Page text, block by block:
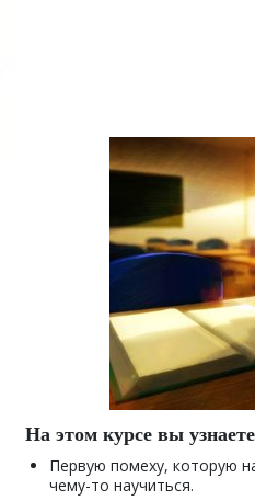
На этом курсе вы
Первую помеху, которую
чему-то научиться.